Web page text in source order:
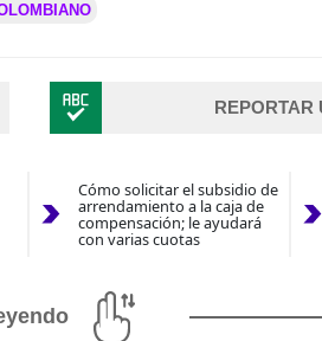
REPORTAR
Cómo solicitar el subsidio de
arrendamiento a la caja de
compensación; le ayudará
con varias cuotas